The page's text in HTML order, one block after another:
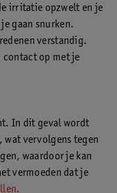
irritatie opzwelt en je
gaan snurken.
verstandig.
contact op met je
In dit geval wordt
vervolgens tegen
waardoor je kan
vermoeden dat je